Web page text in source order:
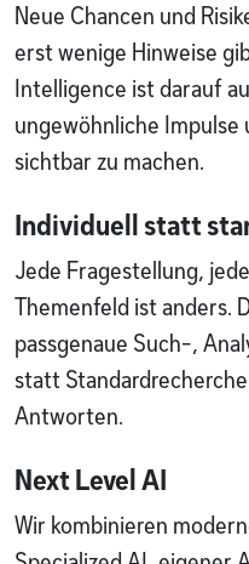
Neue Chancen und
erst wenige Hinweise
Intelligence ist darauf
ungewöhnliche
sichtbar zu machen.
Individuell statt
Jede Fragestellung,
Themenfeld ist anders.
passgenaue Such-,
statt
Antworten.
Next Level AI
Wir kombinieren